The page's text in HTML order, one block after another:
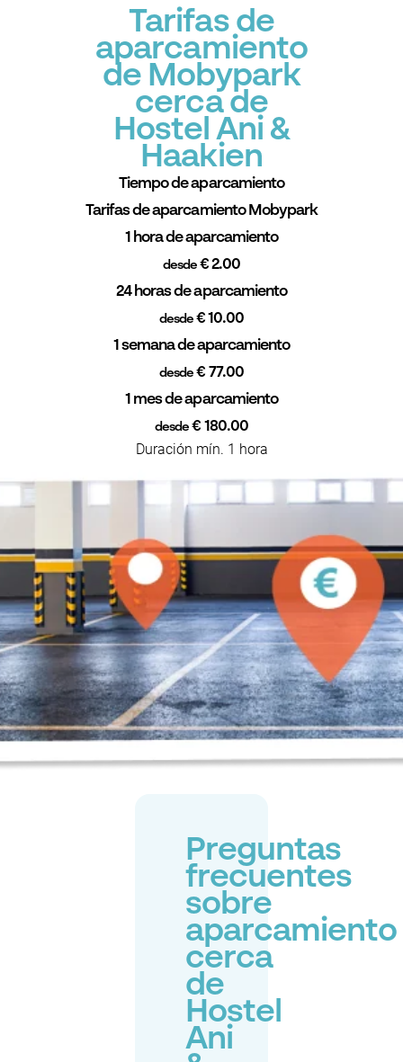
Tarifas de
aparcamiento
de Mobypark
cerca de
Hostel Ani &
Haakien
Tiempo de aparcamiento
Tarifas de aparcamiento Mobypark
1 hora de aparcamiento
desde€ 2.00
24 horas de aparcamiento
desde€ 10.00
1 semana de aparcamiento
desde € 77.00
1 mes de aparcamiento
desde € 180.00
Duración mín. 1 hora
Preguntas
frecuentes
sobre
aparcamiento
cerca
de
Hostel
Ani